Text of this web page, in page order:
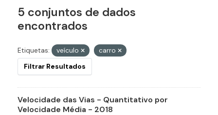
5 conjuntos de dados
encontrados
Etiquetas: veículo
carro
Filtrar Resultados
Velocidade das Vias - Quantitativo por
Velocidade Média - 2018